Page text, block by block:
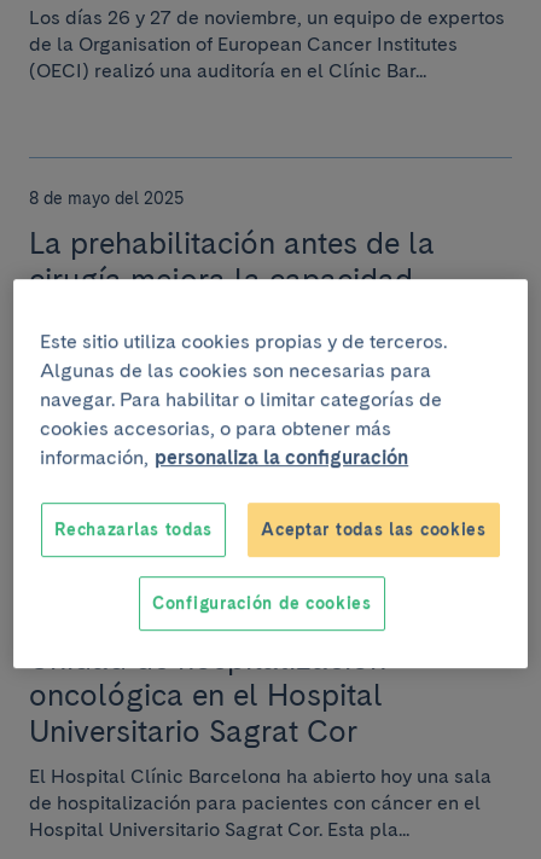
Los días 26 y 27 de noviembre, un equipo de expertos
de la Organisation of European Cancer Institutes
(OECI) realizó una auditoría en el Clínic Bar...
8 de mayo del 2025
La prehabilitación antes de la
cirugía mejora la capacidad
cáncer de ovario
Esta preparación integral, que combina ejercicio físico
supervisado, asesoramiento nutricional y apoyo
psicológico, se ha asociado a una mejora sig...
11 de febrero del 2025
El Clínic Barcelona abre una
Unidad de hospitalización
oncológica en el Hospital
Universitario Sagrat Cor
El Hospital Clínic Barcelona ha abierto hoy una sala
de hospitalización para pacientes con cáncer en el
Hospital Universitario Sagrat Cor. Esta pla...
Este sitio utiliza cookies propias y de terceros.
Algunas de las cookies son necesarias para
navegar. Para habilitar o limitar categorías de
cookies accesorias, o para obtener más
información, personaliza la configuración
Rechazarlas todas Aceptar todas las cookies
Configuración de cookies